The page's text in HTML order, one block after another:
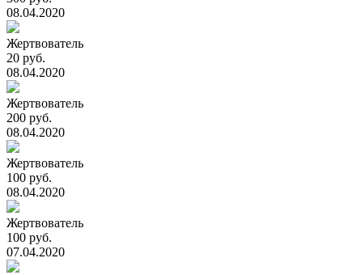
08.04.2020
Жертвователь
20 руб.
08.04.2020
Жертвователь
200 руб.
08.04.2020
Жертвователь
100 руб.
08.04.2020
Жертвователь
100 руб.
07.04.2020